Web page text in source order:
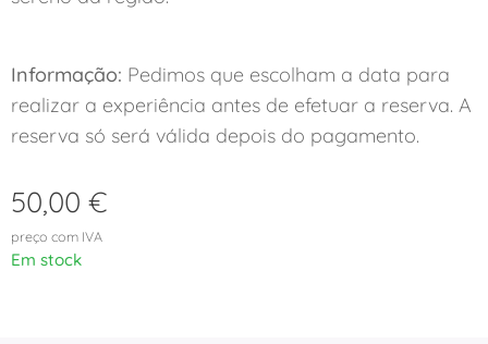
Informação: Pedimos que escolham a data para
realizar a experiência antes de efetuar a reserva. A
reserva só será válida depois do pagamento.
50,00 €
preço com IVA
Em stock